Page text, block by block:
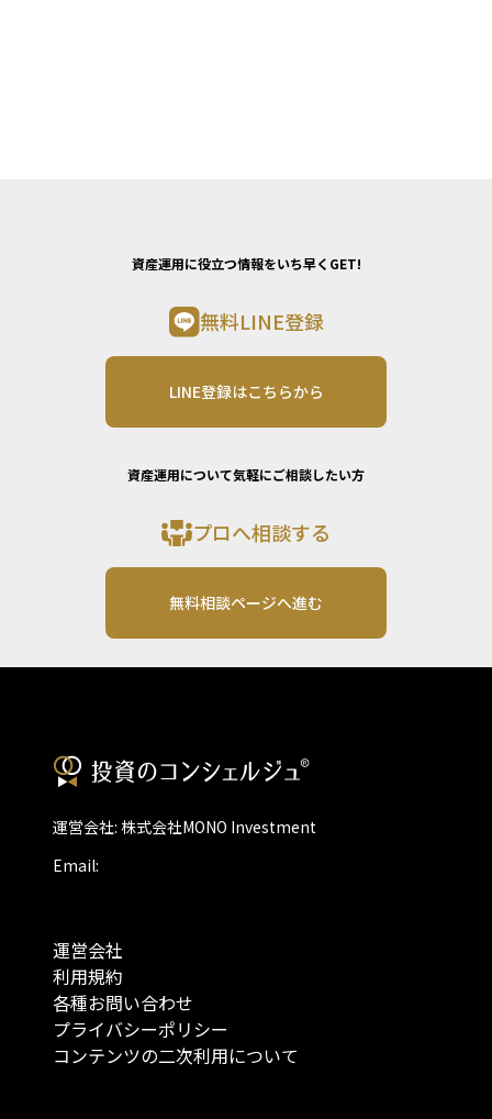
資産運用に役立つ情報をいち早くGET!
無料LINE登録
LINE登録はこちらから
資産運用について気軽にご相談したい方
プロへ相談する
無料相談ページへ進む
運営会社: 株式会社MONO Investment
Email:
運営会社
利用規約
各種お問い合わせ
プライバシーポリシー
コンテンツの二次利用について